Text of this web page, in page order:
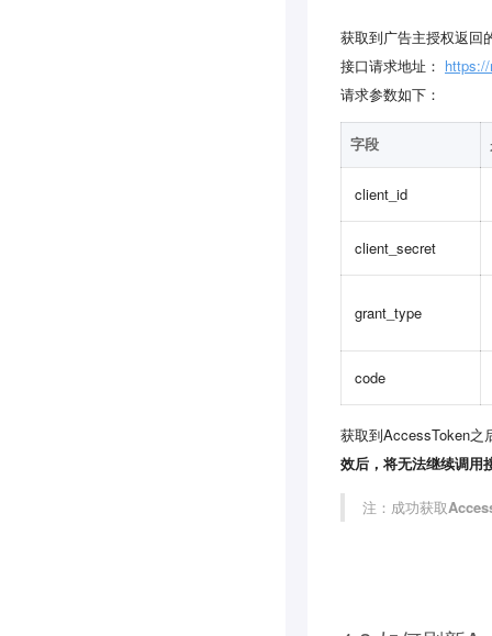
获取到广告主授权返回
接口请求地址：
请求参数如下：
字段
client_id
client_secret
grant_type
code
获取到AccessToken之
效后，将无法继续调用
注：成功获取